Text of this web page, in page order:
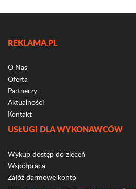
REKLAMA.PL
O Nas
Oferta
Partnerzy
Aktualności
Kontakt
USŁUGI DLA WYKONAWCÓW
Wykup dostęp do zleceń
Współpraca
Załóż darmowe konto